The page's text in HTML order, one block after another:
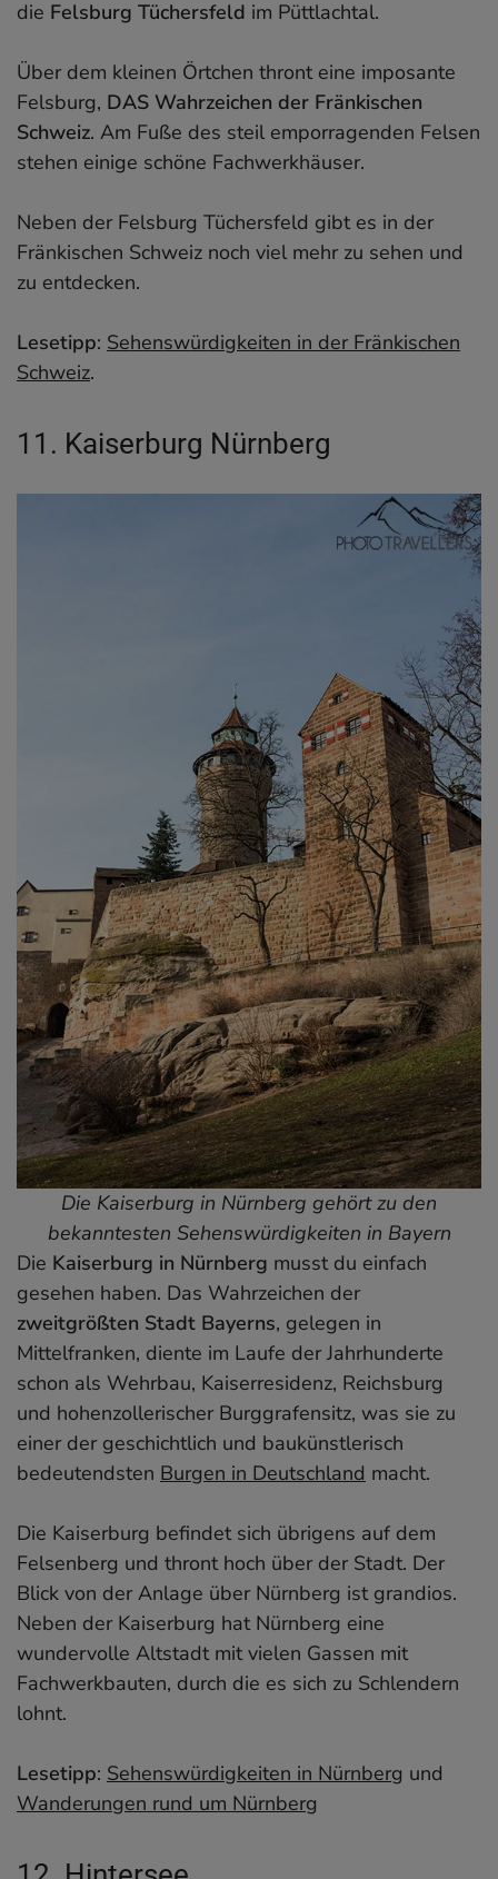
die Felsburg Tüchersfeld im Püttlachtal.
Über dem kleinen Örtchen thront eine imposante
Felsburg, DAS Wahrzeichen der Fränkischen
Schweiz. Am Fuße des steil emporragenden Felsen
stehen einige schöne Fachwerkhäuser.
Neben der Felsburg Tüchersfeld gibt es in der
Fränkischen Schweiz noch viel mehr zu sehen und
zu entdecken.
Lesetipp: Sehenswürdigkeiten in der Fränkischen
Schweiz.
11. Kaiserburg Nürnberg
Die Kaiserburg in Nürnberg gehört zu den
bekanntesten Sehenswürdigkeiten in Bayern
Die Kaiserburg in Nürnberg musst du einfach
gesehen haben. Das Wahrzeichen der
zweitgrößten Stadt Bayerns, gelegen in
Mittelfranken, diente im Laufe der Jahrhunderte
schon als Wehrbau, Kaiserresidenz, Reichsburg
und hohenzollerischer Burggrafensitz, was sie zu
einer der geschichtlich und baukünstlerisch
bedeutendsten Burgen in Deutschland macht.
Die Kaiserburg befindet sich übrigens auf dem
Felsenberg und thront hoch über der Stadt. Der
Blick von der Anlage über Nürnberg ist grandios.
Neben der Kaiserburg hat Nürnberg eine
wundervolle Altstadt mit vielen Gassen mit
Fachwerkbauten, durch die es sich zu Schlendern
lohnt.
Lesetipp: Sehenswürdigkeiten in Nürnberg und
Wanderungen rund um Nürnberg